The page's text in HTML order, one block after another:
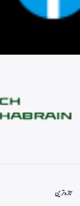
تازہ ترین